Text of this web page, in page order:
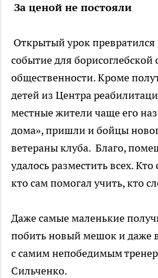
За ценой не постояли
Открытый урок превратился
событие для борисоглебской
общественности. Кроме
детей из Центра
местные жители чаще его
дома», пришли и бойцы
ветераны клуба. Благо,
удалось разместить всех.
кто сам помогал учить, кто
Даже самые маленькие
побить новый мешок и даже
с самим непобедимым
Сильченко.